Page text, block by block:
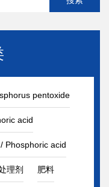
pentoxide
acid
Phosphoric acid
理剂 肥料